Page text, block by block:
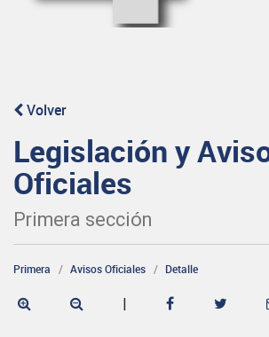
Volver
Legislación y
Oficiales
Primera sección
Primera Avisos Oficiales Detalle
|